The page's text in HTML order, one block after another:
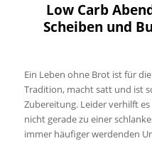
Low Carb
Scheiben und
Ein Leben ohne Brot ist für
Tradition, macht satt und ist
Zubereitung. Leider verhilft
nicht gerade zu einer
immer häufiger werdenden